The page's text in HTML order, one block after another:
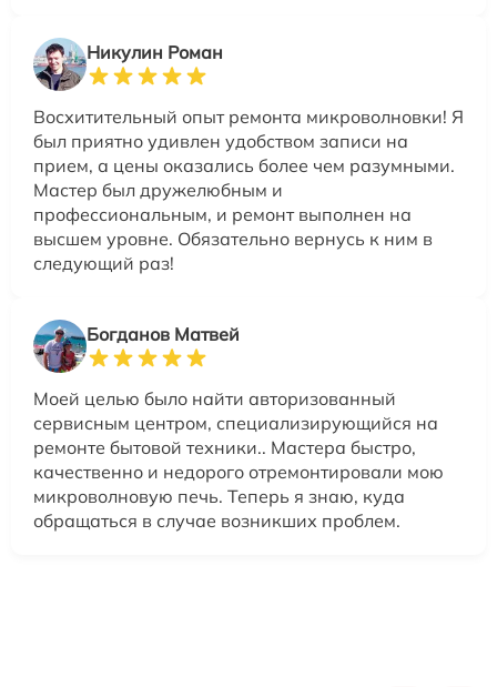
Никулин Роман
Восхитительный опыт ремонта микроволновки! Я
был приятно удивлен удобством записи на
прием, а цены оказались более чем разумными.
Мастер был дружелюбным и
профессиональным, и ремонт выполнен на
высшем уровне. Обязательно вернусь к ним в
следующий раз!
Богданов Матвей
Моей целью было найти авторизованный
сервисным центром, специализирующийся на
ремонте бытовой техники.. Мастера быстро,
качественно и недорого отремонтировали мою
микроволновую печь. Теперь я знаю, куда
обращаться в случае возникших проблем.